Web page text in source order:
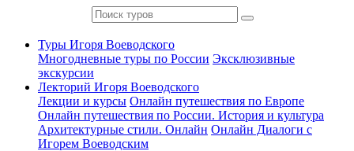
Туры Игоря Воеводского
Многодневные туры по России Эксклюзивные
экскурсии
Лекторий Игоря Воеводского
Лекции и курсы Онлайн путешествия по Европе
Онлайн путешествия по России. История и культура
Архитектурные стили. Онлайн Онлайн Диалоги с
Игорем Воеводским